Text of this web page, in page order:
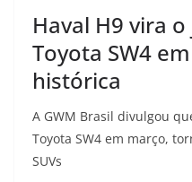
Haval H9 vira
Toyota SW4
histórica
A GWM Brasil divulgou
Toyota SW4 em março,
SUVs